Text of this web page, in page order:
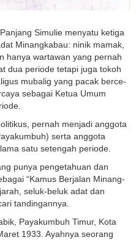
Simulie menyatu ketiga
Minang­kabau: ninik mamak,
hanya wartawan yang pernah
dua periode tetapi juga tokoh
mu­balig yang pacak berce­
sebagai Ketua Umum
pernah menjadi anggota
serta anggota
satu setengah pe­riode.
punya pengeta­huan dan
“Kamus Berjalan Minang­
seluk-beluk adat dan
tandingannya.
Payakumbuh Timur, Kota
1933. Ayahnya seorang